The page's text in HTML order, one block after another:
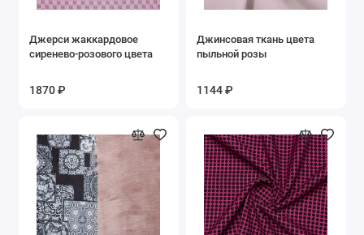
Джерси жаккардовое
сиренево-розового цвета
1870 ₽
Джинсовая ткань цвета
пыльной розы
1144 ₽